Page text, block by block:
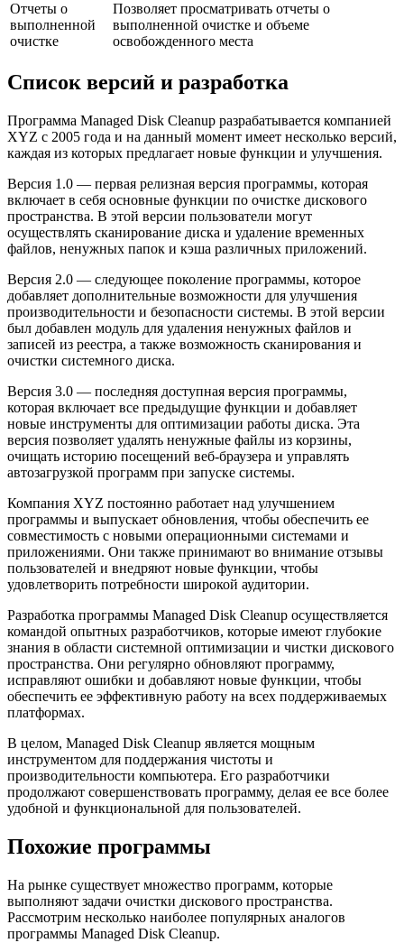
Отчеты о
выполненной
очистке
Позволяет просматривать отчеты о
выполненной очистке и объеме
освобожденного места
Список версий и разработка
Программа Managed Disk Cleanup разрабатывается компанией
XYZ с 2005 года и на данный момент имеет несколько версий,
каждая из которых предлагает новые функции и улучшения.
Версия 1.0 — первая релизная версия программы, которая
включает в себя основные функции по очистке дискового
пространства. В этой версии пользователи могут
осуществлять сканирование диска и удаление временных
файлов, ненужных папок и кэша различных приложений.
Версия 2.0 — следующее поколение программы, которое
добавляет дополнительные возможности для улучшения
производительности и безопасности системы. В этой версии
был добавлен модуль для удаления ненужных файлов и
записей из реестра, а также возможность сканирования и
очистки системного диска.
Версия 3.0 — последняя доступная версия программы,
которая включает все предыдущие функции и добавляет
новые инструменты для оптимизации работы диска. Эта
версия позволяет удалять ненужные файлы из корзины,
очищать историю посещений веб-браузера и управлять
автозагрузкой программ при запуске системы.
Компания XYZ постоянно работает над улучшением
программы и выпускает обновления, чтобы обеспечить ее
совместимость с новыми операционными системами и
приложениями. Они также принимают во внимание отзывы
пользователей и внедряют новые функции, чтобы
удовлетворить потребности широкой аудитории.
Разработка программы Managed Disk Cleanup осуществляется
командой опытных разработчиков, которые имеют глубокие
знания в области системной оптимизации и чистки дискового
пространства. Они регулярно обновляют программу,
исправляют ошибки и добавляют новые функции, чтобы
обеспечить ее эффективную работу на всех поддерживаемых
платформах.
В целом, Managed Disk Cleanup является мощным
инструментом для поддержания чистоты и
производительности компьютера. Его разработчики
продолжают совершенствовать программу, делая ее все более
удобной и функциональной для пользователей.
Похожие программы
На рынке существует множество программ, которые
выполняют задачи очистки дискового пространства.
Рассмотрим несколько наиболее популярных аналогов
программы Managed Disk Cleanup.